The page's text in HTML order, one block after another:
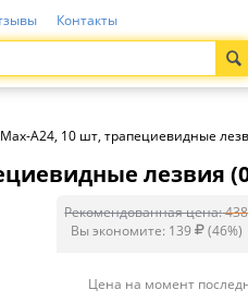
Контакты
A24, 10 шт, трапециевидные
лезвия
Рекомендованная цена:438
Вы экономите: 139 (46%)
Цена на момент